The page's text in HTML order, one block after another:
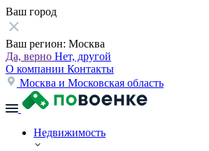
Ваш город
Ваш регион: Москва
Да, верно Нет, другой
О компании Контакты
Москва и Московская область
Недвижимость